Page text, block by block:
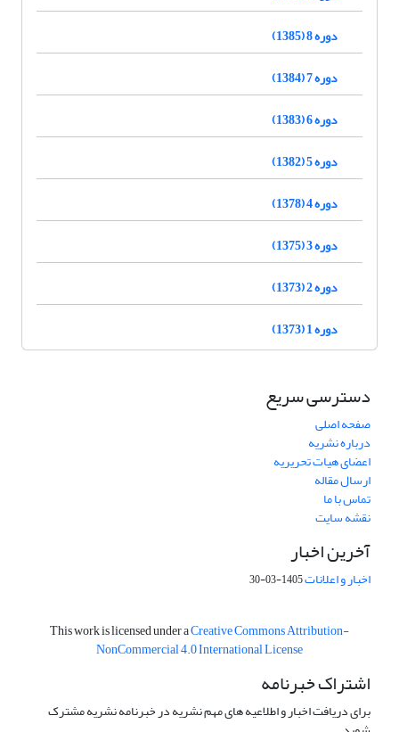
دوره 8 (1385)
دوره 7 (1384)
دوره 6 (1383)
دوره 5 (1382)
دوره 4 (1378)
دوره 3 (1375)
دوره 2 (1373)
دوره 1 (1373)
دسترسی سریع
صفحه اصلی
درباره نشریه
اعضای هیات تحریریه
ارسال مقاله
تماس با ما
نقشه سایت
آخرین اخبار
اخبار و اعلانات1405-03-30
This work is licensed under aCreative Commons Attribution-
NonCommercial 4.0 International License
اشتراک خبرنامه
برای دریافت اخبار و اطلاعیه های مهم نشریه در خبرنامه نشریه مشترک